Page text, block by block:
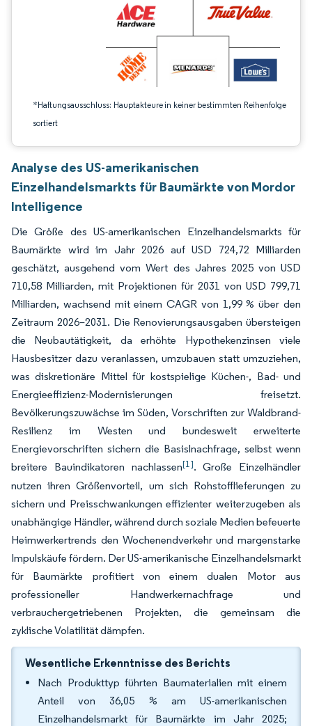
*Haftungsausschluss: Hauptakteure in keiner bestimmten Reihenfolge
sortiert
Analyse des US-amerikanischen
Einzelhandelsmarkts für Baumärkte von Mordor
Intelligence
Die Größe des US-amerikanischen Einzelhandelsmarkts für
Baumärkte wird im Jahr 2026 auf USD 724,72 Milliarden
geschätzt, ausgehend vom Wert des Jahres 2025 von USD
710,58 Milliarden, mit Projektionen für 2031 von USD 799,71
Milliarden, wachsend mit einem CAGR von 1,99 % über den
Zeitraum 2026–2031. Die Renovierungsausgaben übersteigen
die Neubautätigkeit, da erhöhte Hypothekenzinsen viele
Hausbesitzer dazu veranlassen, umzubauen statt umzuziehen,
was diskretionäre Mittel für kostspielige Küchen-, Bad- und
Energieeffizienz-Modernisierungen freisetzt.
Bevölkerungszuwächse im Süden, Vorschriften zur Waldbrand-
Resilienz im Westen und bundesweit erweiterte
Energievorschriften sichern die Basislnachfrage, selbst wenn
breitere Bauindikatoren nachlassen[1]. Große Einzelhändler
nutzen ihren Größenvorteil, um sich Rohstofflieferungen zu
sichern und Preisschwankungen effizienter weiterzugeben als
unabhängige Händler, während durch soziale Medien befeuerte
Heimwerkertrends den Wochenendverkehr und margenstarke
Impulskäufe fördern. Der US-amerikanische Einzelhandelsmarkt
für Baumärkte profitiert von einem dualen Motor aus
professioneller Handwerkernachfrage und
verbrauchergetriebenen Projekten, die gemeinsam die
zyklische Volatilität dämpfen.
Wesentliche Erkenntnisse des Berichts
Nach Produkttyp führten Baumaterialien mit einem
Anteil von 36,05 % am US-amerikanischen
Einzelhandelsmarkt für Baumärkte im Jahr 2025;